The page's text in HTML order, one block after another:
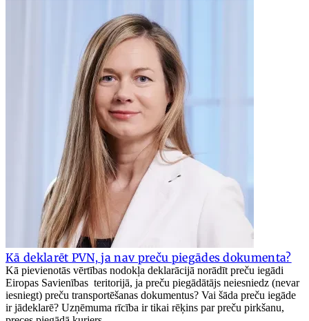
Kā deklarēt PVN, ja nav preču piegādes dokumenta?
Kā pievienotās vērtības nodokļa deklarācijā norādīt preču iegādi
Eiropas Savienības teritorijā, ja preču piegādātājs neiesniedz (nevar
iesniegt) preču transportēšanas dokumentus? Vai šāda preču iegāde
ir jādeklarē? Uzņēmuma rīcība ir tikai rēķins par preču pirkšanu,